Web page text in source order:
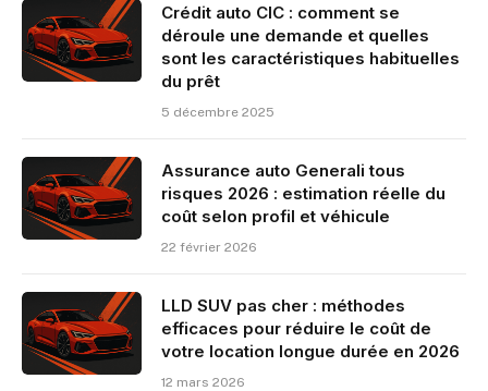
Crédit auto CIC : comment se
déroule une demande et quelles
sont les caractéristiques habituelles
du prêt
5 décembre 2025
Assurance auto Generali tous
risques 2026 : estimation réelle du
coût selon profil et véhicule
22 février 2026
LLD SUV pas cher : méthodes
efficaces pour réduire le coût de
votre location longue durée en 2026
12 mars 2026